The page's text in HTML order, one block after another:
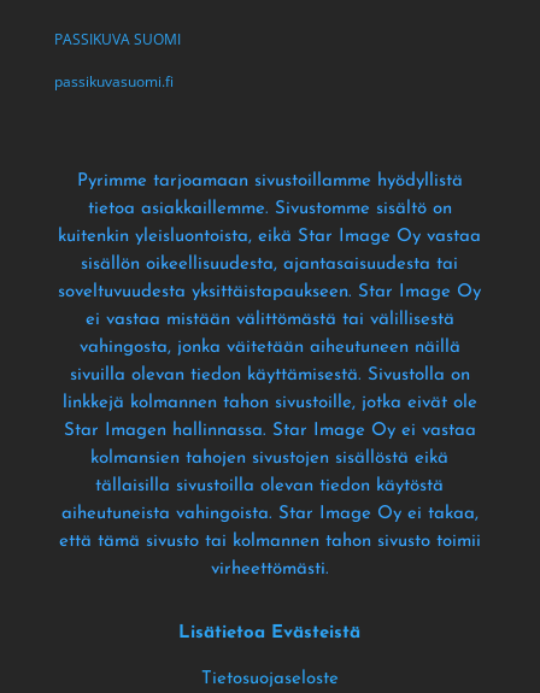
PASSIKUVA SUOMI
passikuvasuomi.fi
Pyrimme tarjoamaan sivustoillamme hyödyllistä
tietoa asiakkaillemme. Sivustomme sisältö on
kuitenkin yleisluontoista, eikä Star Image Oy vastaa
sisällön oikeellisuudesta, ajantasaisuudesta tai
soveltuvuudesta yksittäistapaukseen. Star Image Oy
ei vastaa mistään välittömästä tai välillisestä
vahingosta, jonka väitetään aiheutuneen näillä
sivuilla olevan tiedon käyttämisestä. Sivustolla on
linkkejä kolmannen tahon sivustoille, jotka eivät ole
Star Imagen hallinnassa. Star Image Oy ei vastaa
kolmansien tahojen sivustojen sisällöstä eikä
tällaisilla sivustoilla olevan tiedon käytöstä
aiheutuneista vahingoista. Star Image Oy ei takaa,
että tämä sivusto tai kolmannen tahon sivusto toimii
virheettömästi.
Lisätietoa Evästeistä
Tietosuojaseloste